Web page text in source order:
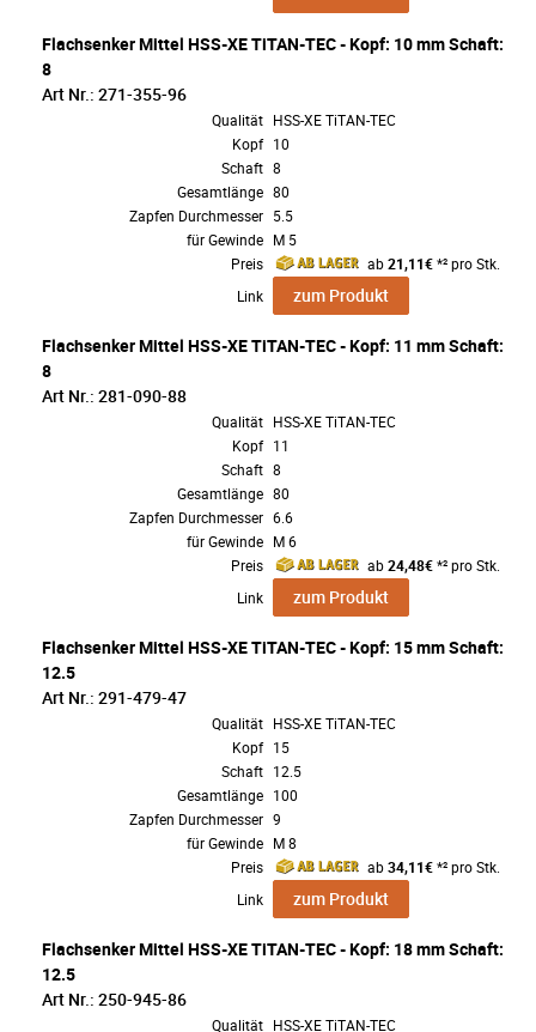
Flachsenker Mittel HSS-XE TiTAN-TEC - Kopf: 10 mm Schaft:
8
Art Nr.: 271-355-96
Qualität HSS-XE TiTAN-TEC
Kopf 10
Schaft 8
Gesamtlänge 80
Zapfen Durchmesser 5.5
für Gewinde M 5
Preis
ab21,11€*² pro Stk.
Link
zum Produkt
Flachsenker Mittel HSS-XE TiTAN-TEC - Kopf: 11 mm Schaft:
8
Art Nr.: 281-090-88
Qualität HSS-XE TiTAN-TEC
Kopf 11
Schaft 8
Gesamtlänge 80
Zapfen Durchmesser 6.6
für Gewinde M 6
Preis
ab24,48€*² pro Stk.
Link
zum Produkt
Flachsenker Mittel HSS-XE TiTAN-TEC - Kopf: 15 mm Schaft:
12.5
Art Nr.: 291-479-47
Qualität HSS-XE TiTAN-TEC
Kopf 15
Schaft 12.5
Gesamtlänge 100
Zapfen Durchmesser 9
für Gewinde M 8
Preis
ab34,11€*² pro Stk.
Link
zum Produkt
Flachsenker Mittel HSS-XE TiTAN-TEC - Kopf: 18 mm Schaft:
12.5
Art Nr.: 250-945-86
Qualität HSS-XE TiTAN-TEC